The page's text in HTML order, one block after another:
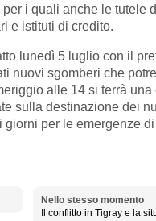
i quali anche le tutele
e istituti di credito.
lunedì 5 luglio con il
nuovi sgomberi che
alle 14 si terrà
sulla destinazione dei
giorni per le emergenze
Nello stesso momento
Il conflitto in Tigray e la